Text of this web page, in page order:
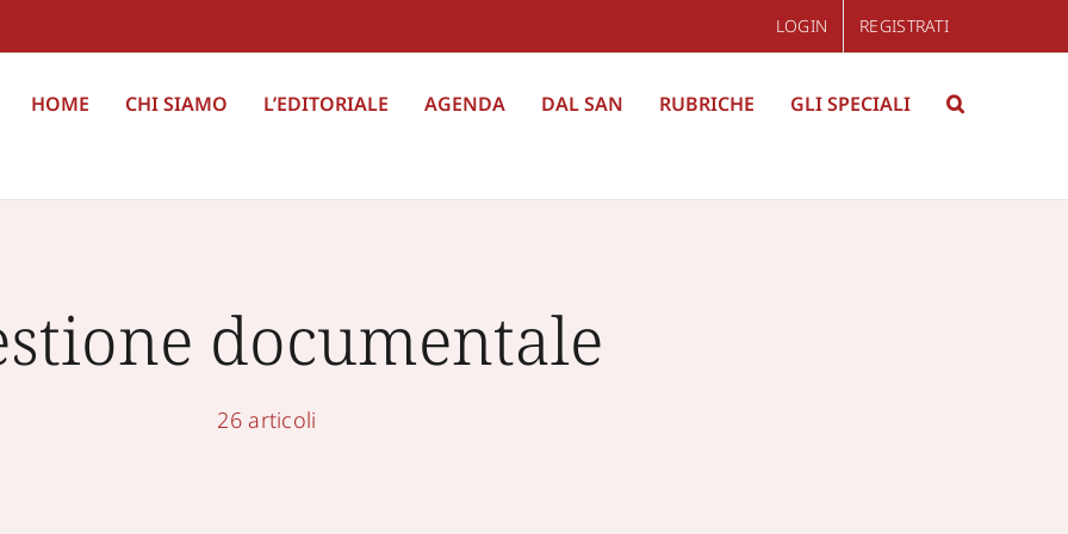
LOGIN REGISTRATI
HOME CHI SIAMO L’EDITORIALE AGENDA DAL SAN RUBRICHE GLI SPECIALI
documentale
26 articoli